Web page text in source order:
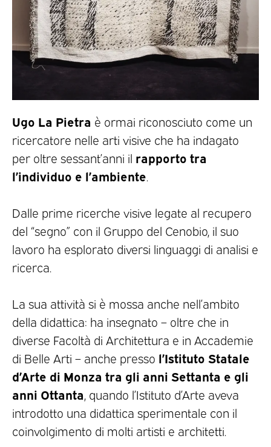
Ugo La Pietra è ormai riconosciuto come un
ricercatore nelle arti visive che ha indagato
per oltre sessant’anni il rapporto tra
l’individuo e l’ambiente
Dalle prime ricerche visive legate al recupero
del “segno” con il Gruppo del Cenobio, il suo
lavoro ha esplorato diversi linguaggi di analisi e
ricerca.
La sua attività si è mossa anche nell’ambito
della didattica: ha insegnato – oltre che in
diverse Facoltà di Architettura e in Accademie
di Belle Arti – anche presso l’Istituto Statale
d’Arte di Monza tra gli anni Settanta e gli
anni Ottanta , quando l’Istituto d’Arte aveva
introdotto una didattica sperimentale con il
coinvolgimento di molti artisti e architetti.